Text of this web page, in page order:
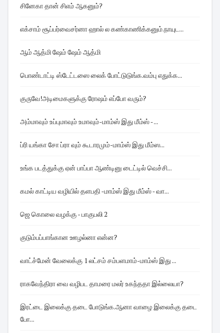
சினேகா தான் சிஎம் ஆகனும்?
எக்சாம் சூப்பர்வைசர்னா ஹால் ல கண்காணிக்கனும்.நாயுட...
ஆம் ஆத்மி ஷேம் ஷேம் ஆத்மி
பொண்டாட்டி ஸ்டேட்டஸை லைக் போட்டுடுங்க.வம்பு எதுக்க...
குருவே!அடிமைகளுக்கு ரோஷம் எப்போ வரும்?
அம்மாவும் உப்புமாவும் உமாவும்-மாம்ஸ் இது மீம்ஸ் - ...
ப்ரி யங்கா சோ ப்ரா வும் கூடாரமும்-மாம்ஸ் இது மீம்ஸ...
உங்க படத்துக்கு ஏன் பாப்பா ஆண்டினு டைட்டில் வெச்சி...
கமல் காட்டிய வழியில் தளபதி -மாம்ஸ் இது மீம்ஸ் - வா...
ஜெ கொலை வழக்கு - பாகுபலி 2
குடும்பப்பாங்கான ஊழல்னா என்ன?
வாட்ச்மேன் வேலைக்கு 1 லட்சம் சம்பளமாம்-மாம்ஸ் இது ...
ராகவேந்திரா வை வழிபட தாமரை மலர் உகந்ததா இல்லையா?
இரட்டை இலைக்கு தடை போடுங்க.ஆனா வாழை இலைக்கு தடை
போ...